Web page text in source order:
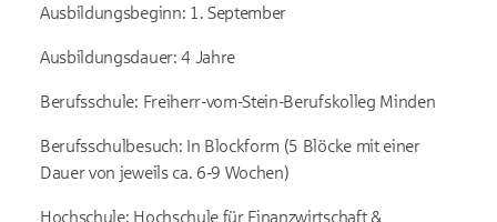
Ausbildungsbeginn: 1. September
Ausbildungsdauer: 4 Jahre
Berufsschule: Freiherr-vom-Stein-Berufskolleg Minden
Berufsschulbesuch: In Blockform (5 Blöcke mit einer
Dauer von jeweils ca. 6-9 Wochen)
Hochschule: Hochschule für Finanzwirtschaft &